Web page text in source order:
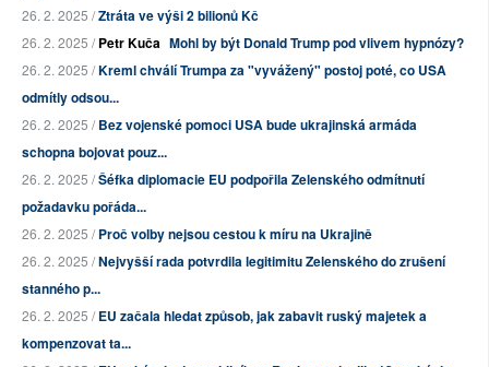
26. 2. 2025 /Ztráta ve výši 2 bilionů Kč
26. 2. 2025 /Petr Kuča Mohl by být Donald Trump pod vlivem hypnózy?
26. 2. 2025 /Kreml chválí Trumpa za "vyvážený" postoj poté, co USA
odmítly odsou...
26. 2. 2025 /Bez vojenské pomoci USA bude ukrajinská armáda
schopna bojovat pouz...
26. 2. 2025 /Šéfka diplomacie EU podpořila Zelenského odmítnutí
požadavku pořáda...
26. 2. 2025 /Proč volby nejsou cestou k míru na Ukrajině
26. 2. 2025 /Nejvyšší rada potvrdila legitimitu Zelenského do zrušení
stanného p...
26. 2. 2025 /EU začala hledat způsob, jak zabavit ruský majetek a
kompenzovat ta...